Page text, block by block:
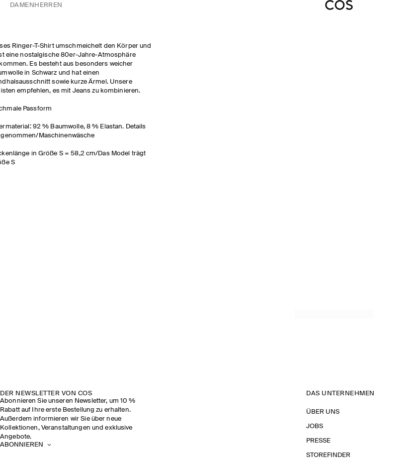
DAMEN HERREN
Ringer-T-Shirt umschmeichelt den Körper und
eine nostalgische 80er-Jahre-Atmosphäre
Es besteht aus besonders weicher
in Schwarz und hat einen
sowie kurze Ärmel. Unsere
empfehlen, es mit Jeans zu kombinieren.
Passform
92 % Baumwolle, 8 % Elastan. Details
Maschinenwäsche
in Größe S = 58,2 cm/Das Model trägt
S
DER NEWSLETTER VON COS
Abonnieren Sie unseren Newsletter, um 10 %
Rabatt auf Ihre erste Bestellung zu erhalten.
Außerdem informieren wir Sie über neue
Kollektionen, Veranstaltungen und exklusive
Angebote.
ABONNIEREN
DAS UNTERNEHMEN
ÜBER UNS
JOBS
PRESSE
STOREFINDER